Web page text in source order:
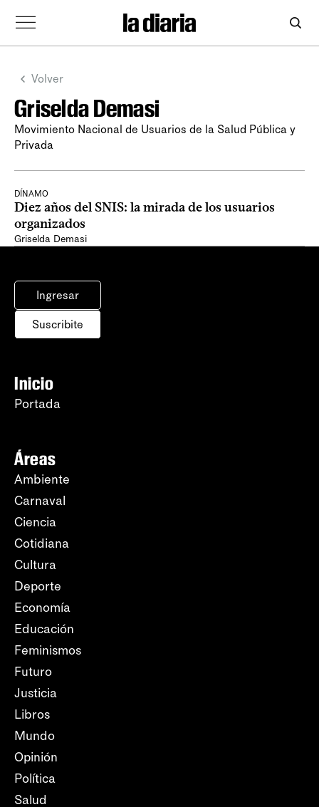
Volver
Griselda Demasi
Movimiento Nacional de Usuarios de la Salud Pública y
Privada
DÍNAMO
Diez años del SNIS: la mirada de los usuarios
organizados
Griselda Demasi
Ingresar
Suscribite
Inicio
Portada
Áreas
Ambiente
Carnaval
Ciencia
Cotidiana
Cultura
Deporte
Economía
Educación
Feminismos
Futuro
Justicia
Libros
Mundo
Opinión
Política
Salud